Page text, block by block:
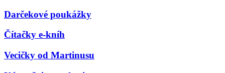
Darčekové poukážky
Čítačky e-kníh
Vecičky od Martinusu